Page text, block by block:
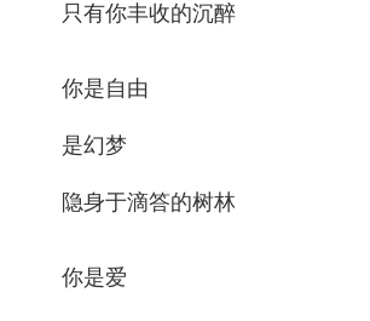
只有你丰收的沉醉
你是自由
是幻梦
隐身于滴答的树林
你是爱